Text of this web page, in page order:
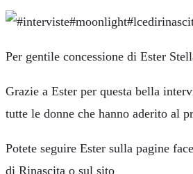
Per gentile concessione di Ester
Grazie a Ester per questa bella
tutte le donne che hanno aderito al
Potete seguire Ester sulla pagine
di Rinascita o sul sito